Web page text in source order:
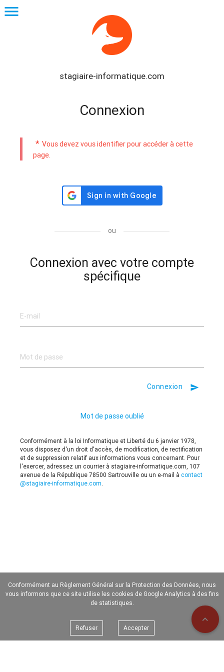
Conformément au Règlement Général sur la Protection des Données, nous
vous informons que ce site utilise les cookies de Google Analytics à des fins
de statistiques.
Refuser Accepter
menu
stagiaire-informatique.com
Connexion
* Vous devez vous identifier pour accéder à cette
page.
ou
Connexion avec votre compte
spécifique
Connexion send
Mot de passe oublié
Conformément à la loi Informatique et Liberté du 6 janvier 1978,
vous disposez d'un droit d'accès, de modification, de rectification
et de suppression relatif aux informations vous concernant. Pour
l'exercer, adressez un courrier à stagiaire-informatique.com, 107
avenue de la République 78500 Sartrouville ou un e-mail à contact
@stagiaire-informatique.com.
expand_less